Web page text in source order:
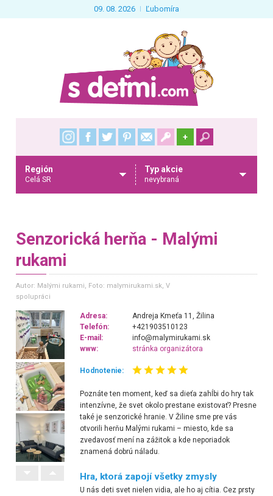
09. 08. 2026 Ľubomíra
+
Región
Celá SR
Typ akcie
nevybraná
Senzorická herňa - Malými
rukami
Autor: Malými rukami, Foto: malymirukami.sk, V
spolupráci
Adresa:
Andreja Kmeťa 11, Žilina
Telefón:
+421903510123
E-mail:
info@malymirukami.sk
www:
stránka organizátora
Hodnotenie:
Poznáte ten moment, keď sa dieťa zahĺbi do hry tak
intenzívne, že svet okolo prestane existovať? Presne
také je senzorické hranie. V Žiline sme pre vás
otvorili herňu Malými rukami – miesto, kde sa
zvedavosť mení na zážitok a kde neporiadok
znamená dobrú náladu.
Hra, ktorá zapojí všetky zmysly
U nás deti svet nielen vidia, ale ho aj cítia. Cez prsty